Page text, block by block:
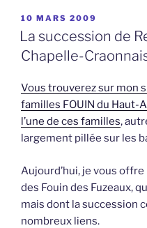
PUBLIÉ
LE
10 MARS 2009
La succession de
Chapelle-
Vous trouverez sur mon
familles FOUIN du Haut-
l’une de ces familles,
largement pillée sur les
Aujourd’hui, je vous
des Fouin des Fuzeaux,
mais dont la succession
nombreux liens.